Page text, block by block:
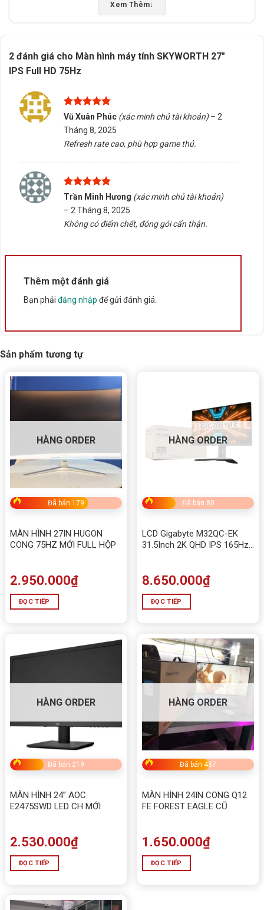
Xem Thêm↓
2 đánh giá cho Màn hình máy tính SKYWORTH 27″
IPS Full HD 75Hz
Được xếp
hạng
55
sao
Vũ Xuân Phúc (xác minh chủ tài khoản) – 2
Tháng 8, 2025
Refresh rate cao, phù hợp game thủ.
Được xếp
hạng
5
sao
Trần Minh Hương (xác minh chủ tài khoản)
– 2 Tháng 8, 2025
Không có điểm chết, đóng gói cẩn thận.
Thêm một đánh giá
Bạn phải đăng nhập để gửi đánh giá.
Sản phẩm tương tự
HÀNG ORDER
Đã bán 179
MÀN HÌNH 27IN HUGON
CONG 75HZ MỚI FULL HỘP
2.950.000₫
ĐỌC TIẾP
HÀNG ORDER
Đã bán 80
LCD Gigabyte M32QC-EK
31.5Inch 2K QHD IPS 165Hz
8.650.000₫
ĐỌC TIẾP
HÀNG ORDER
Đã bán 219
MÀN HÌNH 24” AOC
E2475SWD LED CH MỚI
2.530.000₫
ĐỌC TIẾP
HÀNG ORDER
Đã bán 487
MÀN HÌNH 24IN CONG Q12
FE FOREST EAGLE CŨ
1.650.000₫
ĐỌC TIẾP